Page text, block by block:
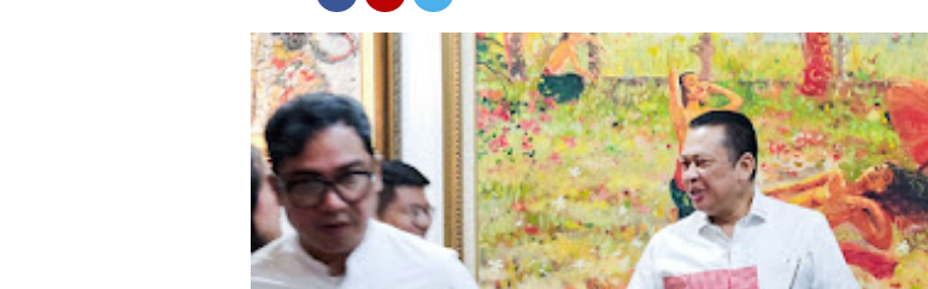
Anggota DPR Dorong Pemerintah Siasati Pelemahan Rupiah dengan
Ekspor, dan Hilirisasi
Kebijakan Strategis Pemerintah Topang Kenaikan PMI Manufaktur
Distribusi Buku Harus Dibarengi dengan Gerakan Penguatan Literasi
Waketum MUI Dukung Perampasan Aset Koruptor
Membebaskan sektor Riil dari Tekanan Merawat Independensi Bank
Media Guangzhou Hadapi Generasi Digital